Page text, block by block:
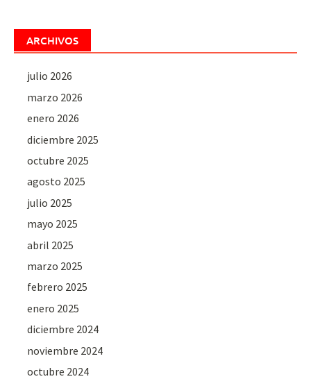
ARCHIVOS
julio 2026
marzo 2026
enero 2026
diciembre 2025
octubre 2025
agosto 2025
julio 2025
mayo 2025
abril 2025
marzo 2025
febrero 2025
enero 2025
diciembre 2024
noviembre 2024
octubre 2024